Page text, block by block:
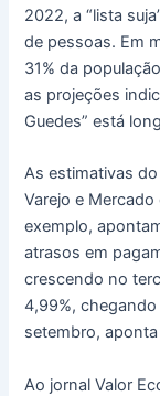
2022, a “lista
de pessoas. Em
31% da
as projeções
Guedes” está
As estimativas
Varejo e
exemplo,
atrasos em
crescendo no
4,99%,
setembro,
Ao jornal Valor